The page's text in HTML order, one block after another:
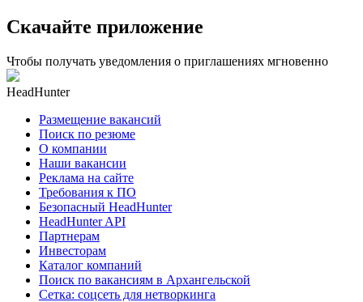
Скачайте приложение
Чтобы получать уведомления о приглашениях мгновенно
HeadHunter
Размещение вакансий
Поиск по резюме
О компании
Наши вакансии
Реклама на сайте
Требования к ПО
Безопасный HeadHunter
HeadHunter API
Партнерам
Инвесторам
Каталог компаний
Поиск по вакансиям в Архангельской
Сетка: соцсеть для нетворкинга